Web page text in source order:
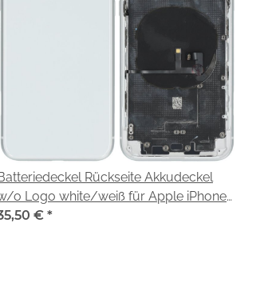
Rückseite Akkudeckel
o Logo white/weiß für Apple iPhone
(A2105)
€ *